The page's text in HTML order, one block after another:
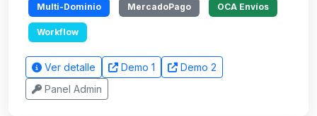
Multi-Dominio MercadoPago OCA Envíos
Workflow
Ver detalle Demo 1
Demo 2
Panel Admin